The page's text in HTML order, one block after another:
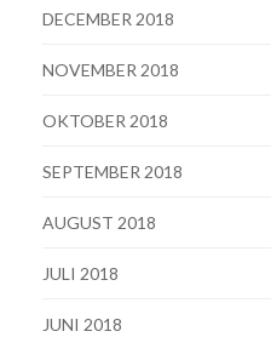
DECEMBER 2018
NOVEMBER 2018
OKTOBER 2018
SEPTEMBER 2018
AUGUST 2018
JULI 2018
JUNI 2018